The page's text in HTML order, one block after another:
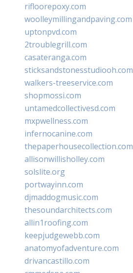
rifloorepoxy.com
woolleymillingandpaving.com
uptonpvd.com
2troublegrill.com
casateranga.com
sticksandstonesstudiooh.com
walkers-treeservice.com
shopmossi.com
untamedcollectivesd.com
mxpwellness.com
infernocanine.com
thepaperhousecollection.com
allisonwillisholley.com
solslite.org
portwayinn.com
djmaddogmusic.com
thesoundarchitects.com
allin1roofing.com
keepjudgewebb.com
anatomyofadventure.com
drivancastillo.com